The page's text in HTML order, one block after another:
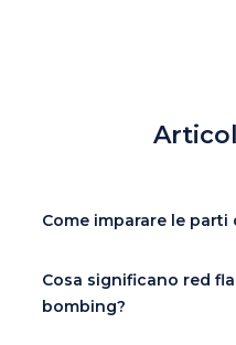
Come imparare le
Cosa significano red
bombing?